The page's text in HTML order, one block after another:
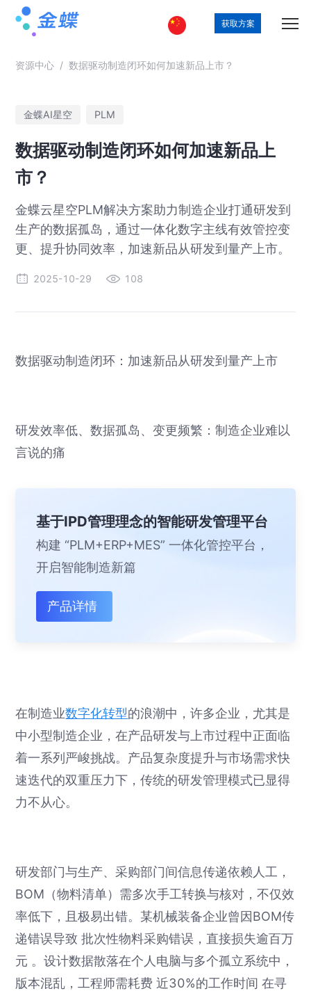
获取方案
资源中心 / 数据驱动制造闭环如何加速新品上市？
金蝶AI星空 PLM
数据驱动制造闭环如何加速新品上
市？
金蝶云星空PLM解决方案助力制造企业打通研发到
生产的数据孤岛，通过一体化数字主线有效管控变
更、提升协同效率，加速新品从研发到量产上市。
2025-10-29 108
数据驱动制造闭环：加速新品从研发到量产上市
研发效率低、数据孤岛、变更频繁：制造企业难以
言说的痛
基于IPD管理理念的智能研发管理平台
构建 “PLM+ERP+MES” 一体化管控平台，
开启智能制造新篇
产品详情
在制造业数字化转型的浪潮中，许多企业，尤其是
中小型制造企业，在产品研发与上市过程中正面临
着一系列严峻挑战。产品复杂度提升与市场需求快
速迭代的双重压力下，传统的研发管理模式已显得
力不从心。
研发部门与生产、采购部门间信息传递依赖人工，
BOM（物料清单）需多次手工转换与核对，不仅效
率低下，且极易出错。某机械装备企业曾因BOM传
递错误导致 批次性物料采购错误，直接损失逾百万
元 。设计数据散落在个人电脑与多个孤立系统中，
版本混乱，工程师需耗费 近30%的工作时间 在寻